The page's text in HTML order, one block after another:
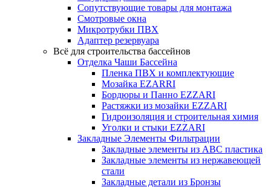
Сопутствующие товары для монтажа
Смотровые окна
Микротрубки ПВХ
Адаптер резервуара
Всё для строительства бассейнов
Отделка Чаши Бассейна
Пленка ПВХ и комплектующие
Мозайка EZARRI
Бордюры и Панно EZZARI
Растяжки из мозайки EZZARI
Гидроизоляция и строительная химия
Уголки и стыки EZZARI
Закладные Элементы Фильтрации
Закладные элементы из ABC пластика
Закладные элементы из нержавеющей
стали
Закладные детали из Бронзы